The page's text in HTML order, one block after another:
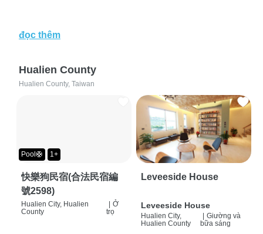
đọc thêm
Hualien County
Hualien County, Taiwan
Pool🛟 1+
快樂狗民宿(合法民宿編
號2598)
Hualien City, Hualien
County
Ở
trọ
Leveeside House
Leveeside House
Hualien City,
Hualien County
Giường và
bữa sáng